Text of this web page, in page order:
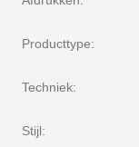
Producttype:
Techniek:
Stijl: